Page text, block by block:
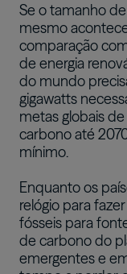
Se o tamanho
mesmo
comparação
de energia
do mundo
gigawatts
metas globais
carbono até
mínimo.
Enquanto os
relógio para
fósseis para
de carbono do
emergentes e